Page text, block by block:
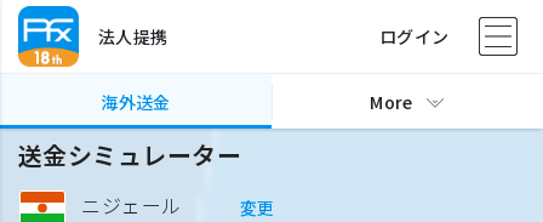
法人提携 ログイン
海外送金 More
送金シミュレーター
ニジェール 変更